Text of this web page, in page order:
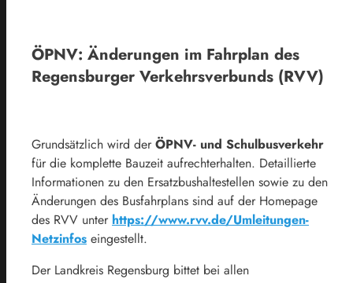
ÖPNV: Änderungen im Fahrplan des
Regensburger Verkehrsverbunds (RVV)
Grundsätzlich wird der ÖPNV- und Schulbusverkehr
für die komplette Bauzeit aufrechterhalten. Detaillierte
Informationen zu den Ersatzbushaltestellen sowie zu den
Änderungen des Busfahrplans sind auf der Homepage
des RVV unter https://www.rvv.de/Umleitungen-
Netzinfos eingestellt.
Der Landkreis Regensburg bittet bei allen